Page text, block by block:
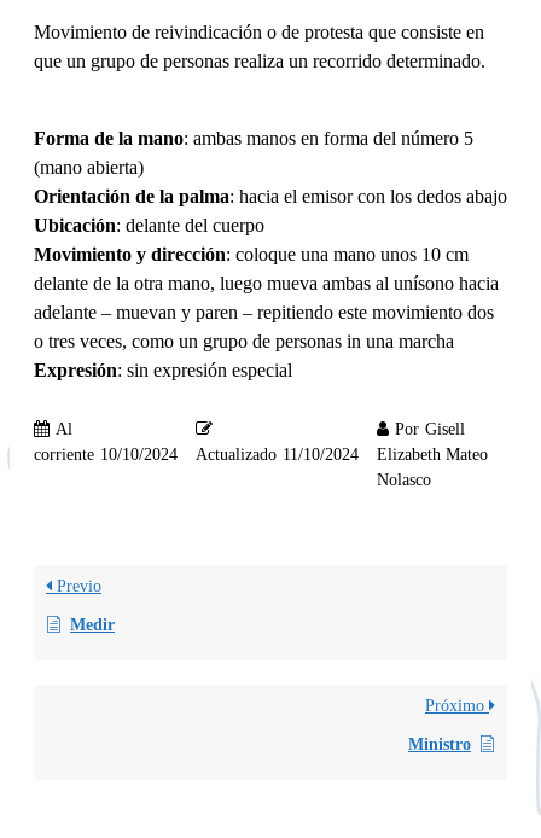
Movimiento de reivindicación o de protesta que consiste en
que un grupo de personas realiza un recorrido determinado.
Forma de la mano: ambas manos en forma del número 5
(mano abierta)
Orientación de la palma: hacia el emisor con los dedos abajo
Ubicación: delante del cuerpo
Movimiento y dirección: coloque una mano unos 10 cm
delante de la otra mano, luego mueva ambas al unísono hacia
adelante – muevan y paren – repitiendo este movimiento dos
o tres veces, como un grupo de personas in una marcha
Expresión: sin expresión especial
Al
corriente 10/10/2024 Actualizado 11/10/2024
Por Gisell
Elizabeth Mateo
Nolasco
Previo
Medir
Próximo
Ministro